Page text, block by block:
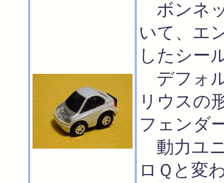
ボンネ
いて、エ
したシー
デフォ
リウスの
フェンダ
動力ユ
ロＱと変